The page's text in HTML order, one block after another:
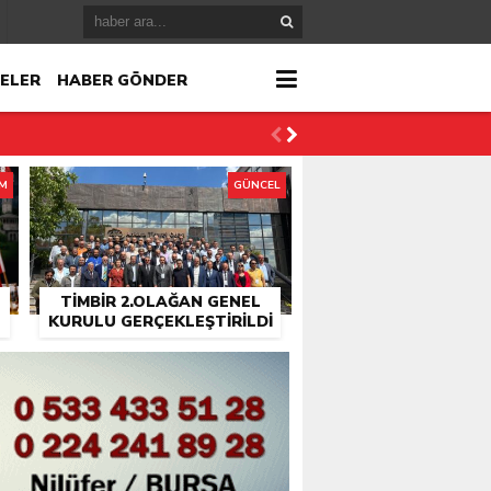
HABER GÖNDER
TİMBİR 2.OLAĞAN GENEL
KURULU GERÇEKLEŞTIRILDI
GÜNCEL